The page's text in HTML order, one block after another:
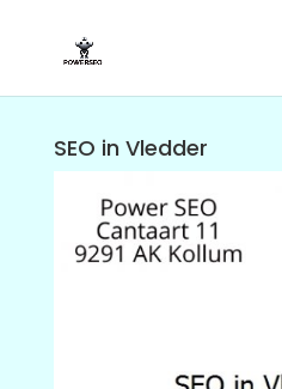
SEO in Vledder